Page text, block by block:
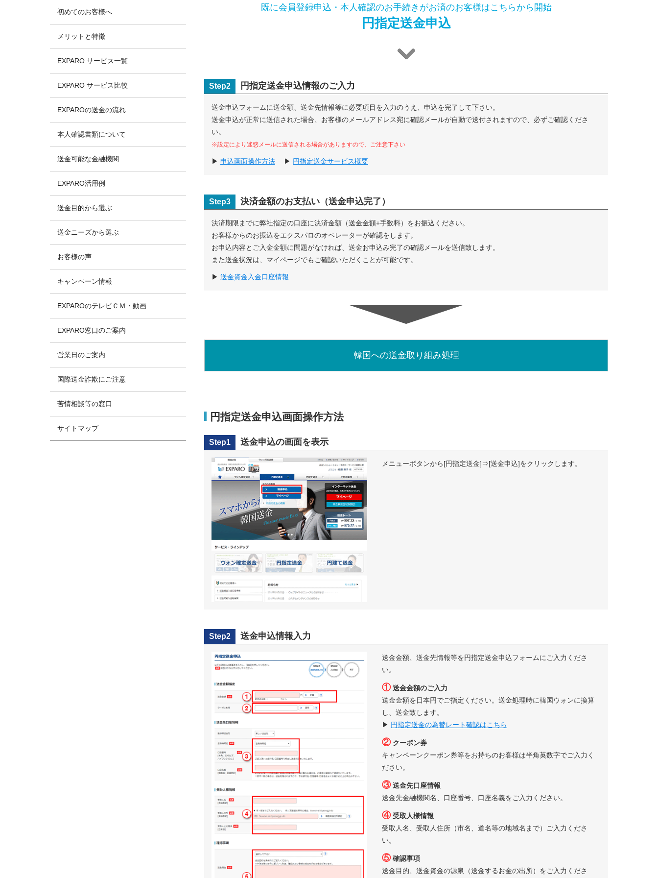
既に会員登録申込・本人確認のお手続きがお済のお客様はこちらから開始
円指定送金申込
Step2 円指定送金申込情報のご入力
送金申込フォームに送金額、送金先情報等に必要項目を入力のうえ、申込を完了して下さい。
送金申込が正常に送信された場合、お客様のメールアドレス宛に確認メールが自動で送付されますので、必ずご確認くださ
い。
※設定により迷惑メールに送信される場合がありますので、ご注意下さい
▶ 申込画面操作方法 ▶ 円指定送金サービス概要
Step3 決済金額のお支払い（送金申込完了）
決済期限までに弊社指定の口座に決済金額（送金金額+手数料）をお振込ください。
お客様からのお振込をエクスパロのオペレーターが確認をします。
お申込内容とご入金金額に問題がなければ、送金お申込み完了の確認メールを送信致します。
また送金状況は、マイページでもご確認いただくことが可能です。
▶ 送金資金入金口座情報
韓国への送金取り組み処理
円指定送金申込画面操作方法
Step1 送金申込の画面を表示
メニューボタンから[円指定送金]⇒[送金申込]をクリックします。
Step2 送金申込情報入力
送金金額、送金先情報等を円指定送金申込フォームにご入力くださ
い。
①送金金額のご入力
送金金額を日本円でご指定ください。送金処理時に韓国ウォンに換算
し、送金致します。
▶ 円指定送金の為替レート確認はこちら
②クーポン券
キャンペーンクーポン券等をお持ちのお客様は半角英数字でご入力く
ださい。
③送金先口座情報
送金先金融機関名、口座番号、口座名義をご入力ください。
④受取人様情報
受取人名、受取人住所（市名、道名等の地域名まで）ご入力くださ
い。
⑤確認事項
送金目的、送金資金の源泉（送金するお金の出所）をご入力くださ
初めてのお客様へ
メリットと特徴
EXPARO サービス一覧
EXPARO サービス比較
EXPAROの送金の流れ
本人確認書類について
送金可能な金融機関
EXPARO活用例
送金目的から選ぶ
送金ニーズから選ぶ
お客様の声
キャンペーン情報
EXPAROのテレビＣＭ・動画
EXPARO窓口のご案内
営業日のご案内
国際送金詐欺にご注意
苦情相談等の窓口
サイトマップ